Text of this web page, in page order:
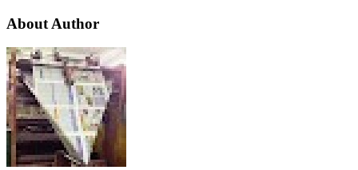
About Author